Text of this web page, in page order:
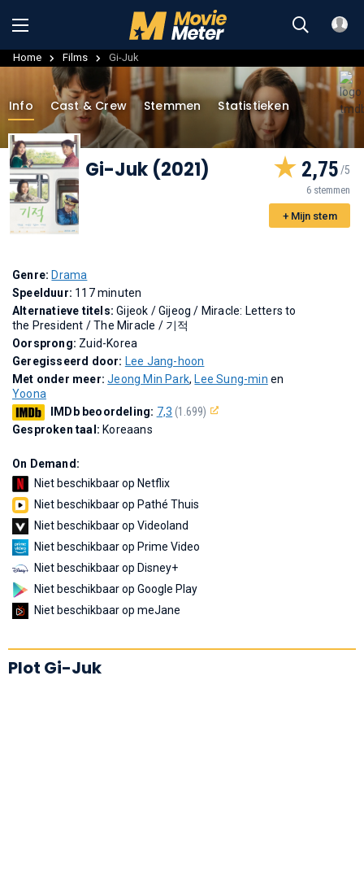
Home Films Gi-Juk
Info Cast & Crew Stemmen Statistieken
Gi-Juk (2021) 2,75
6 stemmen
+ Mijn stem
Genre: Drama
Speelduur: 117 minuten
Alternatieve titels:Gijeok /Gijeog/ Miracle: Letters to
the President /The Miracle /기적
Oorsprong: Zuid-Korea
Geregisseerd door: Lee Jang-hoon
Met onder meer:Jeong Min Park, Lee Sung-min en
Yoona
IMDb beoordeling: 7,3 (1.699)
Gesproken taal: Koreaans
On Demand:
Niet beschikbaar op Netflix
Niet beschikbaar op Pathé Thuis
Niet beschikbaar op Videoland
Niet beschikbaar op Prime Video
Niet beschikbaar op Disney+
Niet beschikbaar op Google Play
Niet beschikbaar op meJane
Plot Gi-Juk